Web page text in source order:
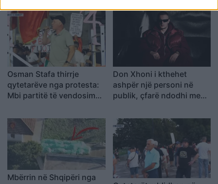
ndërhyjë
Osman Stafa thirrje
qytetarëve nga protesta:
Mbi partitë të vendosim
koha e brezit të ri
Don Xhoni i kthehet
ashpër një personi në
publik, çfarë ndodhi me
Mbërrin në Shqipëri nga